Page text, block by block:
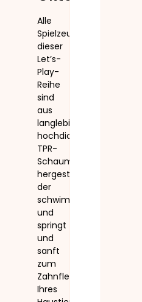
Alle
Spielzeuge
dieser
Let’s-
Play-
Reihe
sind
aus
langlebigem,
hochdichtem
TPR-
Schaumstoff
hergestellt,
der
schwimmt
und
springt
und
sanft
zum
Zahnfleisch
Ihres